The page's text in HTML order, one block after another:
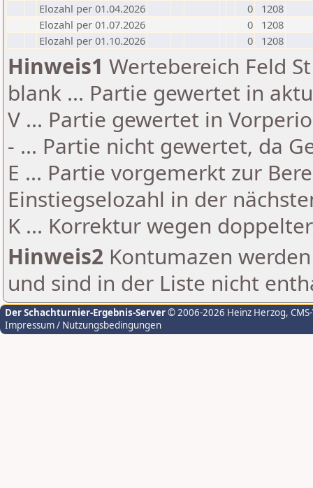
Elozahl per 01.04.2026
0
1208
Elozahl per 01.07.2026
0
1208
Elozahl per 01.10.2026
0 1208
Hinweis1 Wertebereich Feld
blank ... Partie gewertet in
V ... Partie gewertet in
- ... Partie nicht gewertet, da
E ... Partie vorgemerkt zur
Einstiegselozahl in der
K ... Korrektur wegen
Hinweis2 Kontumazen
und sind in der Liste nicht
Der Schachturnier-Ergebnis-Server© 2006-2026 Heinz Herzog,
Impressum / Nutzungsbedingungen